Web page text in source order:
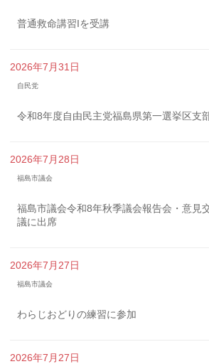
普通救命講習Iを受講
2026年7月31日
自民党
令和8年度自由民主党福島県第一選挙区支
2026年7月28日
福島市議会
福島市議会令和8年秋季議会報告会・意見
議に出席
2026年7月27日
福島市議会
わらじおどりの練習に参加
2026年7月27日